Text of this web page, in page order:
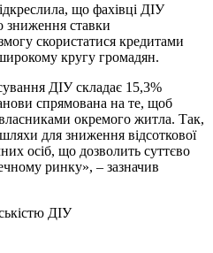
що фахівці ДІУ
зниження ставки
скористатися кредитами
кругу громадян.
ДІУ складає 15,3%
спрямована на те, щоб
окремого житла. Так,
для зниження відсоткової
осіб, що дозволить суттєво
ринку», – зазначив
ДІУ